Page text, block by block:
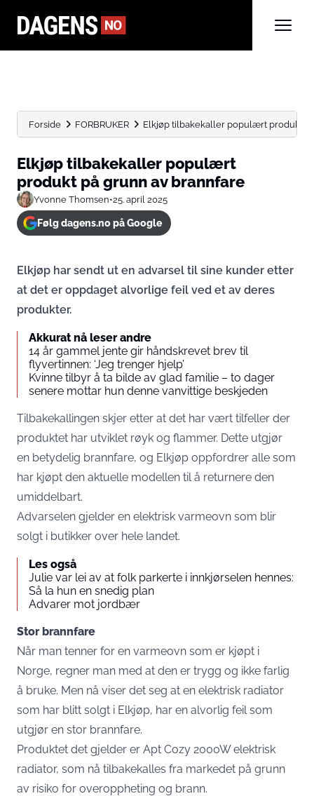
Forside FORBRUKER Elkjøp tilbakekaller populært produkt
Elkjøp tilbakekaller populært
produkt på grunn av brannfare
Yvonne Thomsen•25. april 2025
Følg dagens.no på Google
Elkjøp har sendt ut en advarsel til sine kunder etter
at det er oppdaget alvorlige feil ved et av deres
produkter.
Akkurat nå leser andre
14 år gammel jente gir håndskrevet brev til
flyvertinnen: ‘Jeg trenger hjelp’
Kvinne tilbyr å ta bilde av glad familie – to dager
senere mottar hun denne vanvittige beskjeden
Tilbakekallingen skjer etter at det har vært tilfeller der
produktet har utviklet røyk og flammer. Dette utgjør
en betydelig brannfare, og Elkjøp oppfordrer alle som
har kjøpt den aktuelle modellen til å returnere den
umiddelbart.
Advarselen gjelder en elektrisk varmeovn som blir
solgt i butikker over hele landet.
Les også
Julie var lei av at folk parkerte i innkjørselen hennes:
Så la hun en snedig plan
Advarer mot jordbær
Stor brannfare
Når man tenner for en varmeovn som er kjøpt i
Norge, regner man med at den er trygg og ikke farlig
å bruke. Men nå viser det seg at en elektrisk radiator
som har blitt solgt i Elkjøp, har en alvorlig feil som
utgjør en stor brannfare.
Produktet det gjelder er Apt Cozy 2000W elektrisk
radiator, som nå tilbakekalles fra markedet på grunn
av risiko for overoppheting og brann.​